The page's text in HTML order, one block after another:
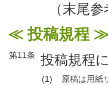
（末尾
≪ 投稿規
第11条 投稿規程
(1)
原稿は用紙